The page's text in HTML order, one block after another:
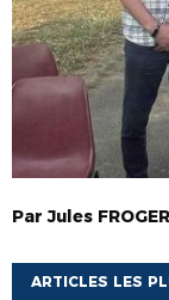
ParJules FROGER
ARTICLES LES